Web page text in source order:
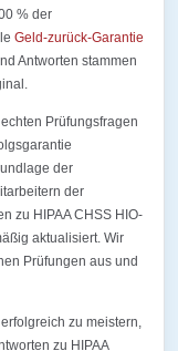
% der
Geld-zurück-Garantie
Antworten stammen
Prüfungsfragen
der
der
zu HIPAA CHSS HIO-
aktualisiert. Wir
Prüfungen aus und
zu meistern,
zu HIPAA